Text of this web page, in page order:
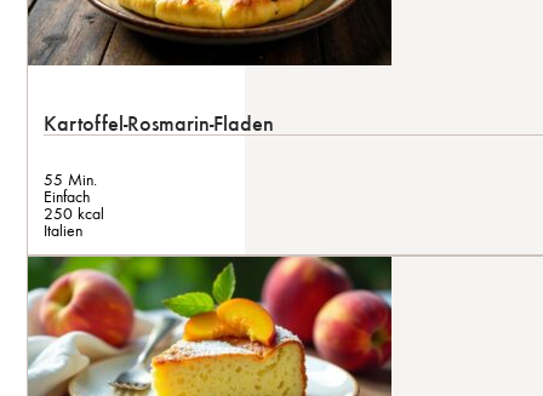
Kartoffel-Rosmarin-Fladen
55 Min.
Einfach
250 kcal
Italien